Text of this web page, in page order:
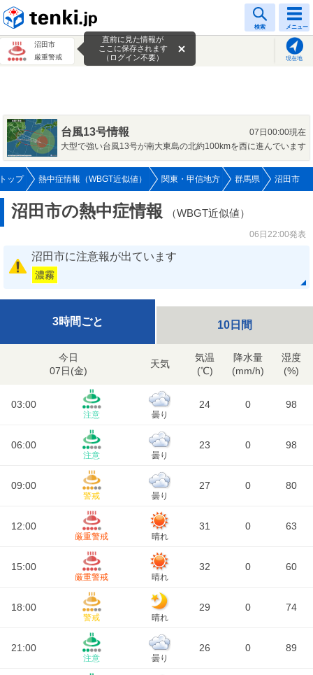
検索 メニュー
沼田市
厳重警戒
現在地
直前に見た情報が
ここに保存されます
（ログイン不要）
台風13号情報
07日00:00現在
大型で強い台風13号が南大東島の北約100kmを西に進んでいます
ップ 熱中症情報（WBGT近似値） 関東・甲信地方 群馬県 沼田市
沼田市の熱中症情報 （WBGT近似値）
06日22:00発表
沼田市に注意報が出ています
濃霧
3時間ごと 10日間
今日
07日(金)
天気
気温
(℃)
降水量
(mm/h)
湿度
(%)
03:00
注意 曇り
24 0 98
06:00
注意 曇り
23 0 98
09:00
警戒 曇り
27 0 80
12:00
厳重警戒 晴れ
31 0 63
15:00
厳重警戒 晴れ
32 0 60
18:00
警戒 晴れ
29 0 74
21:00
注意 曇り
26 0 89